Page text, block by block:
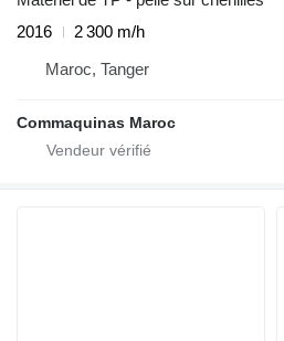
2016
2 300 m/h
Maroc, Tanger
Commaquinas Maroc